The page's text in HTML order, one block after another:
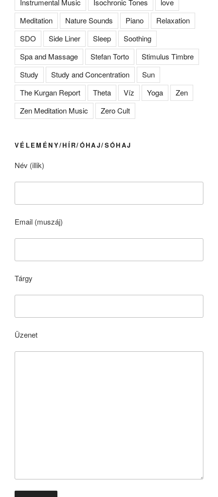
Instrumental Music Isochronic Tones
love
Meditation
Nature Sounds Piano
Relaxation
SDO
Side Liner Sleep
Soothing
Spa and Massage
Stefan Torto
Stimulus Timbre
Study
Study and Concentration
Sun
The Kurgan Report
Theta Víz Yoga
Zen
Zen Meditation Music
Zero Cult
VÉLEMÉNY/HÍR/ÓHAJ/SÓHAJ
Név (illik)
Email (muszáj)
Tárgy
Üzenet